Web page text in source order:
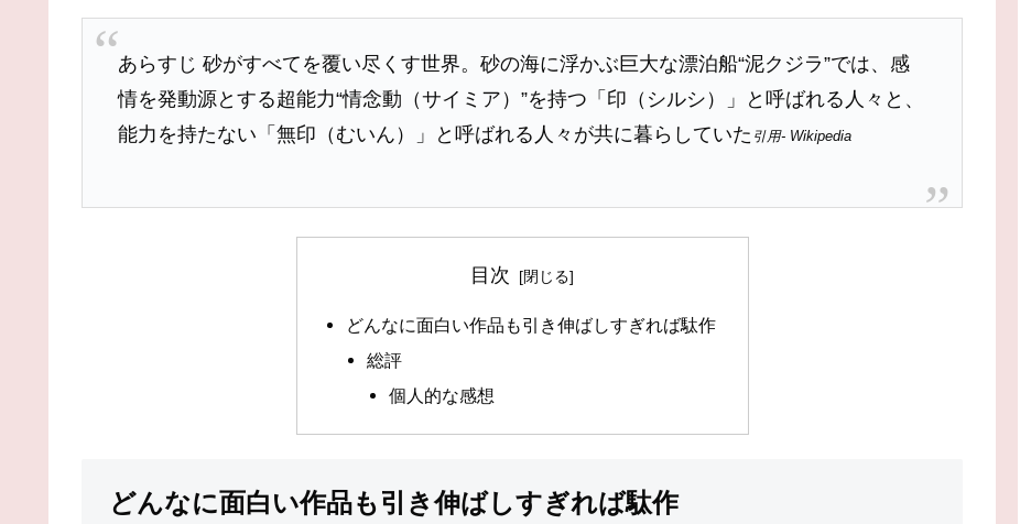
あらすじ 砂がすべてを覆い尽くす世界。砂の海に浮かぶ巨大な漂泊船“泥クジラ”では、感
情を発動源とする超能力“情念動（サイミア）”を持つ「印（シルシ）」と呼ばれる人々と、
能力を持たない「無印（むいん）」と呼ばれる人々が共に暮らしていた 引用- Wikipedia
目次
どんなに面白い作品も引き伸ばしすぎれば駄作
総評
個人的な感想
どんなに面白い作品も引き伸ばしすぎれば駄作